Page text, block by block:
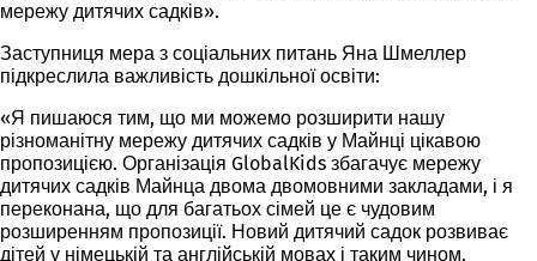
мережу дитячих садків».
Заступниця мера з соціальних питань Яна Шмеллер
підкреслила важливість дошкільної освіти:
«Я пишаюся тим, що ми можемо розширити нашу
різноманітну мережу дитячих садків у Майнці цікавою
пропозицією. Організація GlobalKids збагачує мережу
дитячих садків Майнца двома двомовними закладами, і я
переконана, що для багатьох сімей це є чудовим
розширенням пропозиції. Новий дитячий садок розвиває
дітей у німецькій та англійській мовах і таким чином,